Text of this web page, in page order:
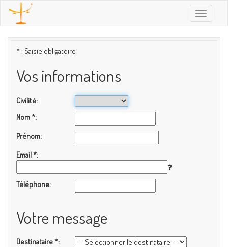
Toggle
* : Saisie obligatoire
Vos informations
Civilité
Nom*
Prénom
Email*
Téléphone
Votre message
Destinataire*